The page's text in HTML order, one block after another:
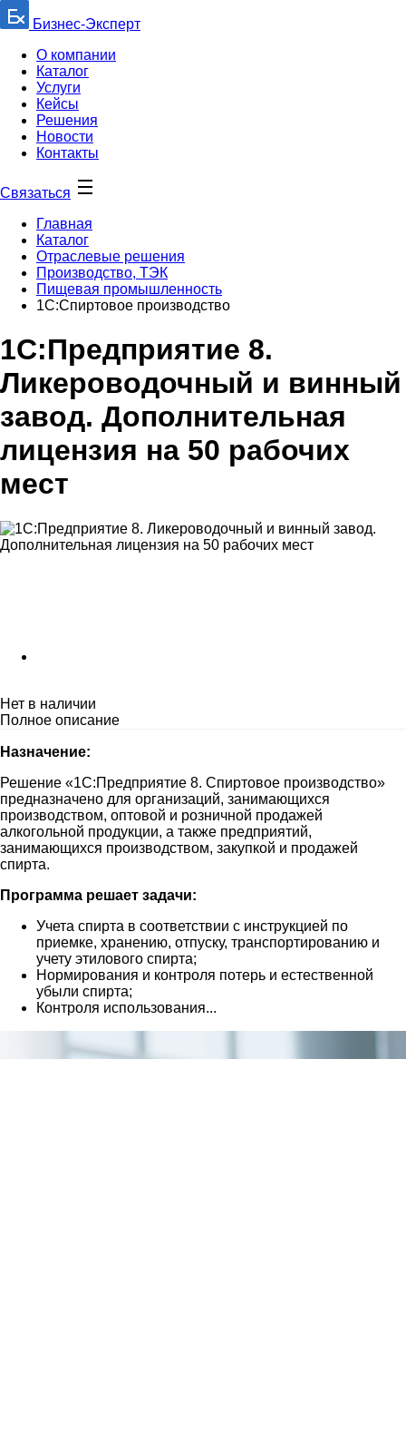
Бизнес-Эксперт
О компании
Каталог
Услуги
Кейсы
Решения
Новости
Контакты
Связаться
Главная
Каталог
Отраслевые решения
Производство, ТЭК
Пищевая промышленность
1С:Спиртовое производство
1С:Предприятие 8.
Ликероводочный и винный
завод. Дополнительная
лицензия на 50 рабочих
мест
Нет в наличии
Полное описание
Назначение:
Решение «1С:Предприятие 8. Спиртовое производство»
предназначено для организаций, занимающихся
производством, оптовой и розничной продажей
алкогольной продукции, а также предприятий,
занимающихся производством, закупкой и продажей
спирта.
Программа решает задачи:
Учета спирта в соответствии с инструкцией по
приемке, хранению, отпуску, транспортированию и
учету этилового спирта;
Нормирования и контроля потерь и естественной
убыли спирта;
Контроля использования...